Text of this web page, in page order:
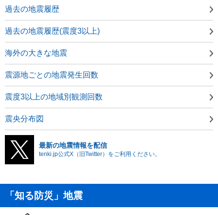
過去の地震履歴
過去の地震履歴(震度3以上)
海外の大きな地震
震源地ごとの地震発生回数
震度3以上の地域別観測回数
震央分布図
最新の地震情報を配信
tenki.jp公式X（旧Twitter）をご利用ください。
「知る防災」地震